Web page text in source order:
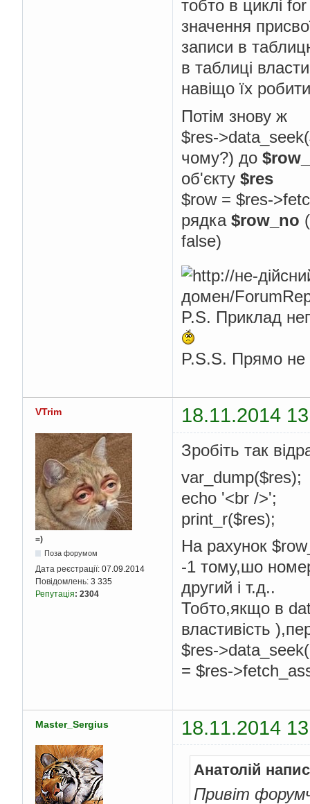
тобто в циклі
значення
записи в
в таблиці
навіщо їх
Потім знову ж
$res-
чому?) до
об'єкту $res
$row = $res-
рядка $row_no
false)
P.S. Приклад
P.S.S. Прямо не
VTrim 18.11.2014
=)
Поза форумом
Дата реєстрації: 07.09.2014
Повідомлень: 3 335
Репутація: 2304
Зробіть так
var_dump($res);
echo '<br />';
print_r($res);
На рахунок
-1 тому,шо
другий і т.д..
Тобто,якщо в
властивість
$res-
= $res-
Master_Sergius 18.11.2014
Анатолій
Привіт